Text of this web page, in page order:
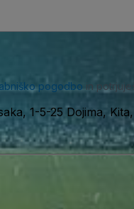
pogodbo in
1-5-25 Dojima,